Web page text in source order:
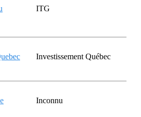
ITG
Investissement Québec
Inconnu